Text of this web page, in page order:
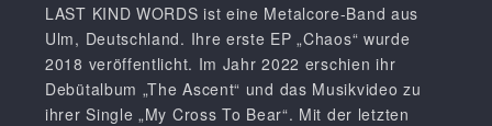
LAST KIND WORDS ist eine Metalcore-Band aus
Ulm, Deutschland. Ihre erste EP „Chaos“ wurde
2018 veröffentlicht. Im Jahr 2022 erschien ihr
Debütalbum „The Ascent“ und das Musikvideo zu
ihrer Single „My Cross To Bear“. Mit der letzten